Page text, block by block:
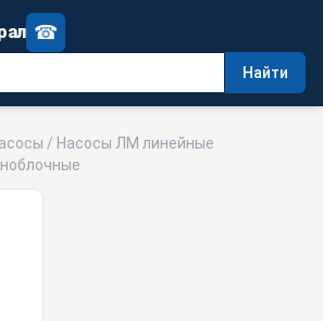
Найти
☎
/ Насосы ЛМ линейные